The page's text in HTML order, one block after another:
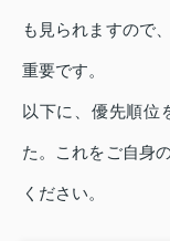
も見られますので
重要です。
以下に、優先順位
た。これをご自身
ください。